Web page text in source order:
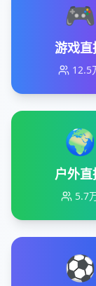
🎮
游戏直
12.5
🌍
户外直
5.7
⚽